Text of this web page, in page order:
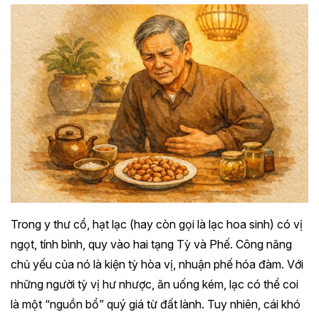
Trong y thư cổ, hạt lạc (hay còn gọi là lạc hoa sinh) có vị
ngọt, tính bình, quy vào hai tạng Tỳ và Phế. Công năng
chủ yếu của nó là kiện tỳ hòa vị, nhuận phế hóa đàm. Với
những người tỳ vị hư nhược, ăn uống kém, lạc có thể coi
là một “nguồn bổ” quý giá từ đất lành. Tuy nhiên, cái khó